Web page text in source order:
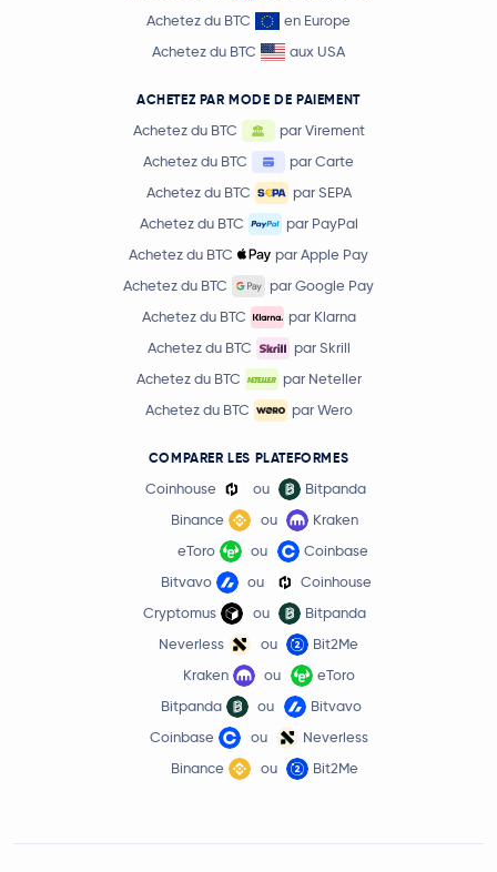
Achetez du BTC
en Europe
Achetez du BTC
aux USA
ACHETEZ PAR MODE DE PAIEMENT
Achetez du BTC
par Virement
Achetez du BTC
par Carte
Achetez du BTC
par SEPA
Achetez du BTC
par PayPal
Achetez du BTC
par Apple Pay
Achetez du BTC
par Google Pay
Achetez du BTC
par Klarna
Achetez du BTC
par Skrill
Achetez du BTC
par Neteller
Achetez du BTC
par Wero
COMPARER LES PLATEFORMES
Coinhouse ou
Bitpanda
Binance
ou
Kraken
eToro
ou
Coinbase
Bitvavo
ou
Coinhouse
Cryptomus
ou
Bitpanda
Neverless
ou
Bit2Me
Kraken
ou
eToro
Bitpanda
ou
Bitvavo
Coinbase
ou
Neverless
Binance
ou Bit2Me